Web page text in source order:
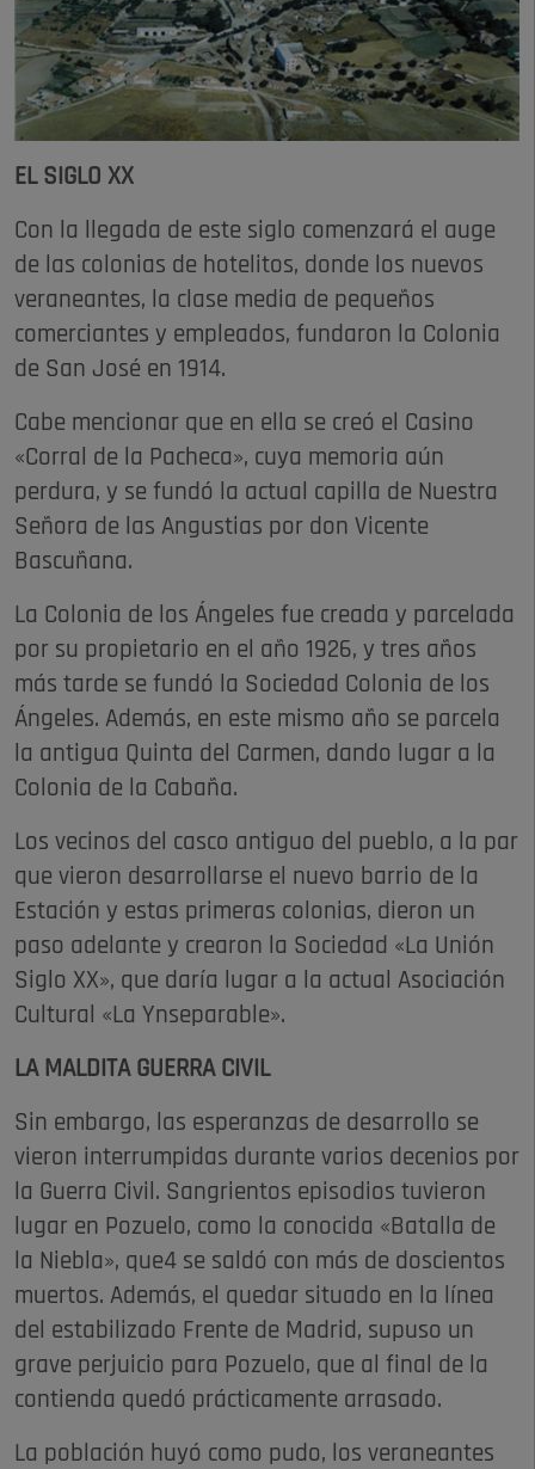
EL SIGLO XX
Con la llegada de este siglo comenzará el auge
de las colonias de hotelitos, donde los nuevos
veraneantes, la clase media de pequeños
comerciantes y empleados, fundaron la Colonia
de San José en 1914.
Cabe mencionar que en ella se creó el Casino
«Corral de la Pacheca», cuya memoria aún
perdura, y se fundó la actual capilla de Nuestra
Señora de las Angustias por don Vicente
Bascuñana.
La Colonia de los Ángeles fue creada y parcelada
por su propietario en el año 1926, y tres años
más tarde se fundó la Sociedad Colonia de los
Ángeles. Además, en este mismo año se parcela
la antigua Quinta del Carmen, dando lugar a la
Colonia de la Cabaña.
Los vecinos del casco antiguo del pueblo, a la par
que vieron desarrollarse el nuevo barrio de la
Estación y estas primeras colonias, dieron un
paso adelante y crearon la Sociedad «La Unión
Siglo XX», que daría lugar a la actual Asociación
Cultural «La Ynseparable».
LA MALDITA GUERRA CIVIL
Sin embargo, las esperanzas de desarrollo se
vieron interrumpidas durante varios decenios por
la Guerra Civil. Sangrientos episodios tuvieron
lugar en Pozuelo, como la conocida «Batalla de
la Niebla», que4 se saldó con más de doscientos
muertos. Además, el quedar situado en la línea
del estabilizado Frente de Madrid, supuso un
grave perjuicio para Pozuelo, que al final de la
contienda quedó prácticamente arrasado.
La población huyó como pudo, los veraneantes